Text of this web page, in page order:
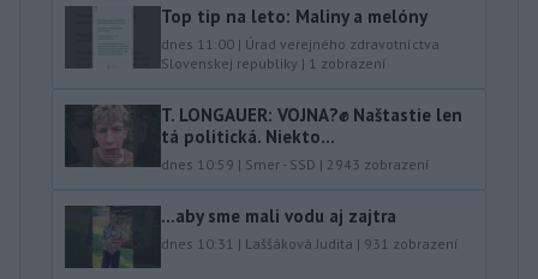
Top tip na leto: Maliny a melóny
dnes 11:00 | Úrad verejného zdravotníctva
Slovenskej republiky | 1 zobrazení
T. LONGAUER: VOJNA?✊ Naštastie len
tá politická. Niekto...
dnes 10:59 | Smer - SSD | 2943 zobrazení
...aby sme mali vodu aj zajtra
dnes 10:31 | Laššáková Judita | 931 zobrazení